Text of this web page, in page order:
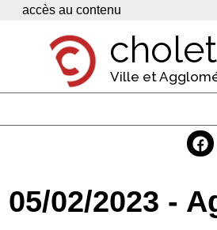
Panneau de gestion des cookies
accès au contenu
Ville et
Economie
05/02/2023 -